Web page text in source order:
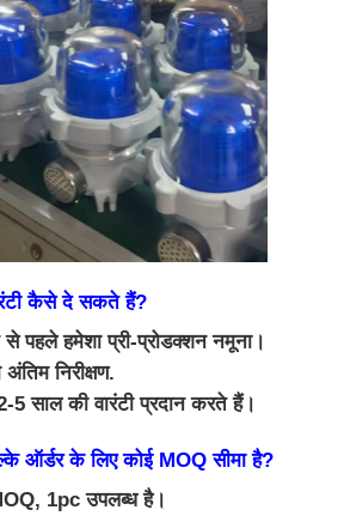
कैसे दे सकते हैं?
से पहले हमेशा प्री-प्रोडक्शन नमूना।
निरीक्षण.
5 साल की वारंटी प्रदान करते हैं।
ऑर्डर के लिए कोई MOQ सीमा है?
1pc उपलब्ध है।